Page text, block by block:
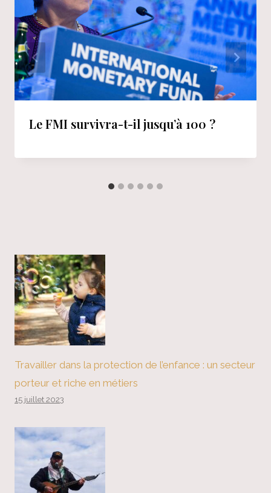
Le FMI survivra-t-il jusqu’à 100 ?
Travailler dans la protection de l’enfance : un secteur
porteur et riche en métiers
15 juillet 2023